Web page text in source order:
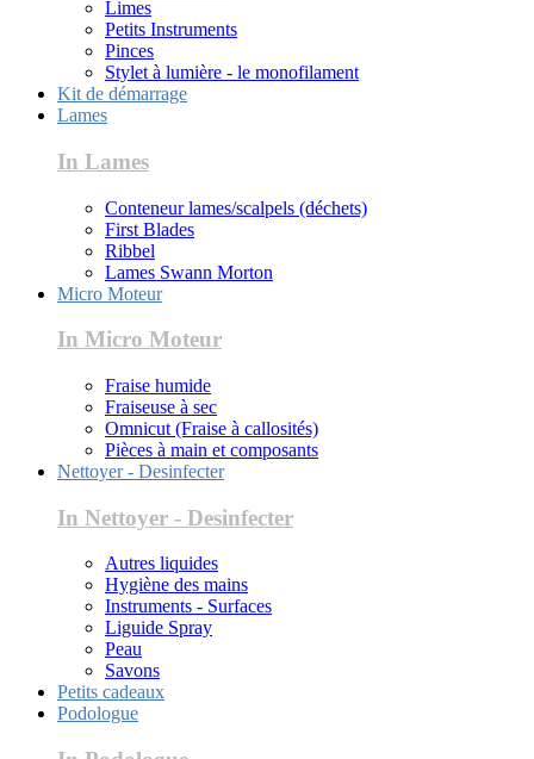
Limes
Petits Instruments
Pinces
Stylet à lumière - le monofilament
Kit de démarrage
Lames
In Lames
Conteneur lames/scalpels (déchets)
First Blades
Ribbel
Lames Swann Morton
Micro Moteur
In Micro Moteur
Fraise humide
Fraiseuse à sec
Omnicut (Fraise à callosités)
Pièces à main et composants
Nettoyer - Desinfecter
In Nettoyer - Desinfecter
Autres liquides
Hygiène des mains
Instruments - Surfaces
Liguide Spray
Peau
Savons
Petits cadeaux
Podologue